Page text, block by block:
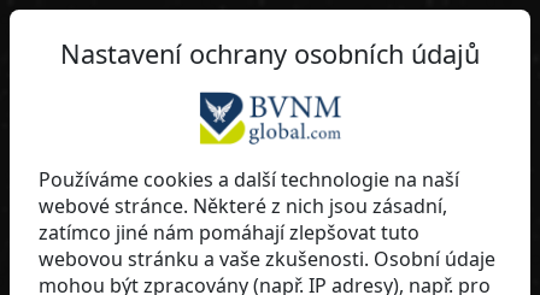
lippi
BVNMglobal
Nastavení ochrany osobních údajů
Používáme cookies a další technologie na naší
webové stránce. Některé z nich jsou zásadní,
zatímco jiné nám pomáhají zlepšovat tuto
webovou stránku a vaše zkušenosti. Osobní údaje
mohou být zpracovány (např. IP adresy), např. pro